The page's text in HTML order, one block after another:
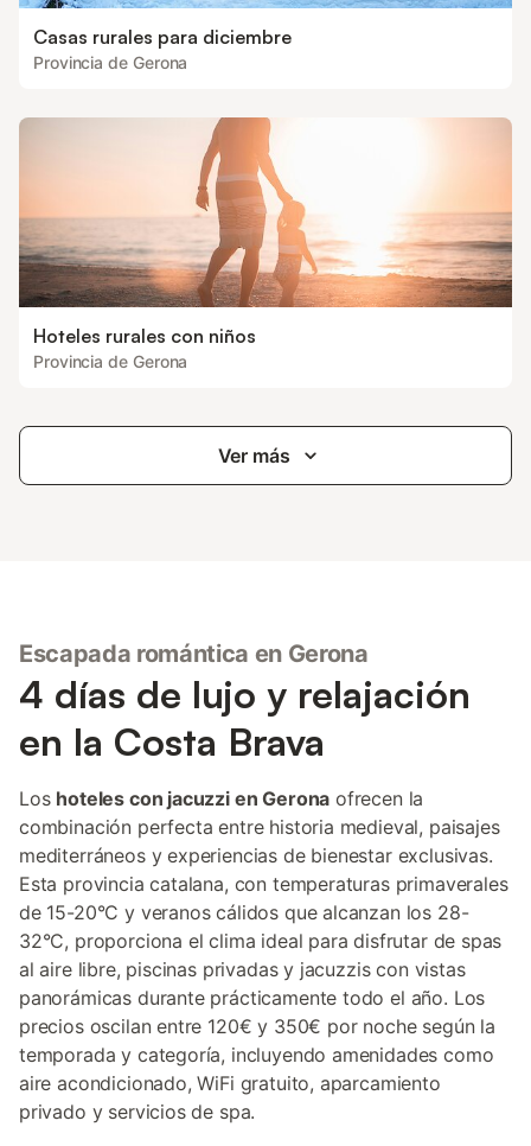
Casas rurales para diciembre
Provincia de Gerona
Hoteles rurales con niños
Provincia de Gerona
Ver más
Escapada romántica en Gerona
4 días de lujo y relajación
en la Costa Brava
Los hoteles con jacuzzi en Gerona ofrecen la
combinación perfecta entre historia medieval, paisajes
mediterráneos y experiencias de bienestar exclusivas.
Esta provincia catalana, con temperaturas primaverales
de 15-20°C y veranos cálidos que alcanzan los 28-
32°C, proporciona el clima ideal para disfrutar de spas
al aire libre, piscinas privadas y jacuzzis con vistas
panorámicas durante prácticamente todo el año. Los
precios oscilan entre 120€ y 350€ por noche según la
temporada y categoría, incluyendo amenidades como
aire acondicionado, WiFi gratuito, aparcamiento
privado y servicios de spa.